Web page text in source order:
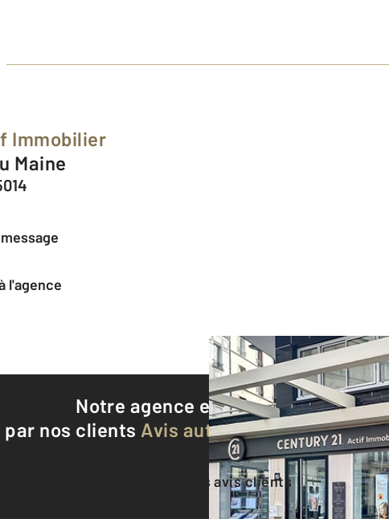
Immobilier
Maine
message
l'agence
Notre agence est notée9,2/10
par nos clients Avis authentifiés par
Voir tous les avis clients